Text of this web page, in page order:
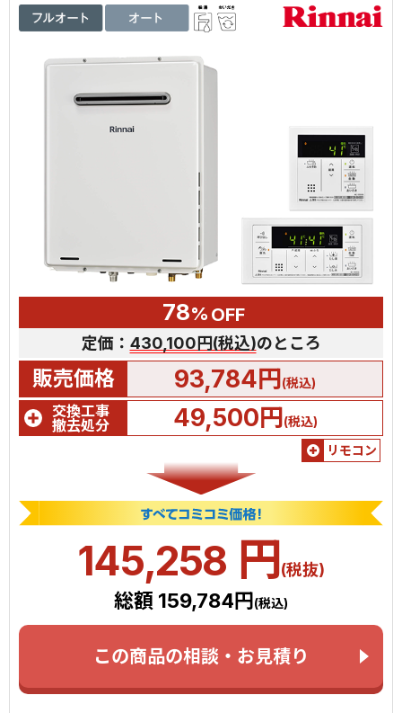
78% OFF
定価： 430,100円(税込)のところ
販売価格 93,784円(税込)
交換工事
撤去処分
49,500円(税込)
リモコン
145,258 円(税抜)
総額 159,784円 (税込)
この商品の相談・お見積り